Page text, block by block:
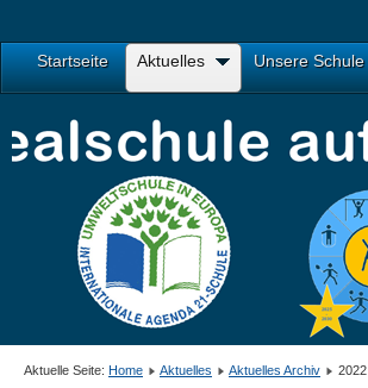
Startseite Aktuelles Unsere Schule
Aktuelle Seite: Home Aktuelles Aktuelles Archiv 2022